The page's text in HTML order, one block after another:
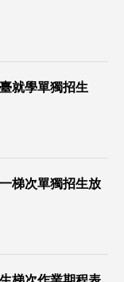
就學單獨招生
梯次單獨招生放